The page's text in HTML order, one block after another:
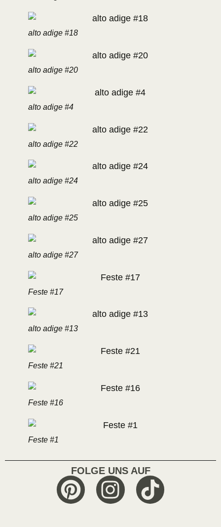
alto adige #18
alto adige #20
alto adige #4
alto adige #22
alto adige #24
alto adige #25
alto adige #27
Feste #17
alto adige #13
Feste #21
Feste #16
Feste #1
FOLGE UNS AUF